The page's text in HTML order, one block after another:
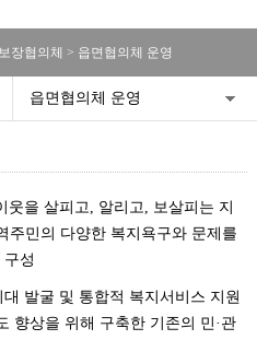
장협의체 > 읍면협의체 운영
읍면협의체 운영
웃을 살피고, 알리고, 보살피는 지
주민의 다양한 복지욕구와 문제를
성
발굴 및 통합적 복지서비스 지원
향상을 위해 구축한 기존의 민·관